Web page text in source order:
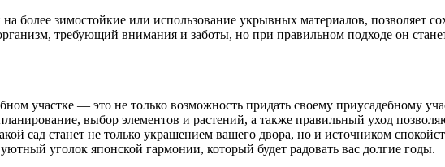
более зимостойкие или использование укрывных материалов, позволяет
требующий внимания и заботы, но при правильном подходе он
участке — это не только возможность придать своему приусадебному
выбор элементов и растений, а также правильный уход
сад станет не только украшением вашего двора, но и источником
уголок японской гармонии, который будет радовать вас долгие годы.